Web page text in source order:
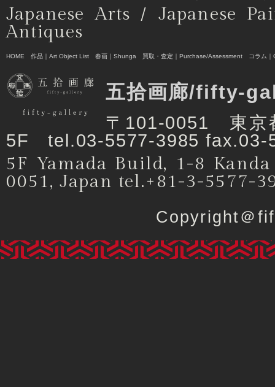
Japanese Arts / Japanese
Antiques
HOME 作品｜Art Object List 春画｜Shunga 買取・査定｜Purchase/Assessment コラム｜
五拾画廊/fifty-
〒101-0051 東京
5F tel.03-5577-3985 fax.03-
5F Yamada Build, 1-8
0051, Japan tel.+81-3-5577-
Copyright＠